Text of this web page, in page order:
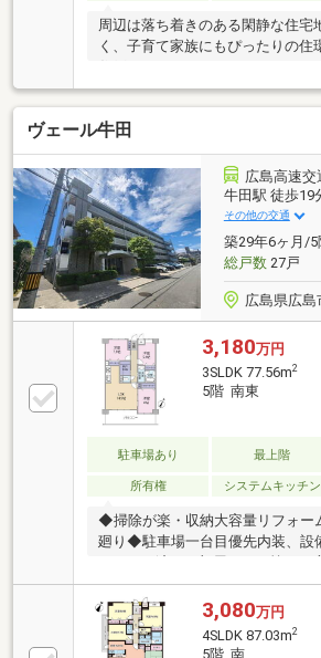
周辺は落ち着きのある閑静な住宅
く、子育て家族にもぴったりの住
ヴェール牛田
広島高速交
牛田駅 徒歩19
その他の交通
築29年6ヶ月/5
総戸数27戸
広島県広島
3,180万円
3SLDK 77.56m2
5階 南東
駐車場あり 最上階
所有権
システムキッチン
◆掃除が楽・収納大容量リフォ
廻り◆駐車場一台目優先内装、設
のストレスを軽減してくれる設備
チンには自動調理機能が付いた「
忙しい時もお料理をサポート♪タ
浄水器付きでスムーズなキッチン
3,080万円
4SLDK 87.03m2
5階 南